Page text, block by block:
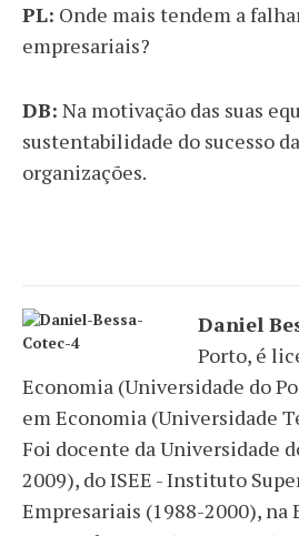
PL: Onde mais tendem a
empresariais?
DB: Na motivação das suas
sustentabilidade do sucesso
organizações.
Daniel
Porto, é
Economia (Universidade do
em Economia (Universidade
Foi docente da Universidade
2009), do ISEE - Instituto
Empresariais (1988-2000), na